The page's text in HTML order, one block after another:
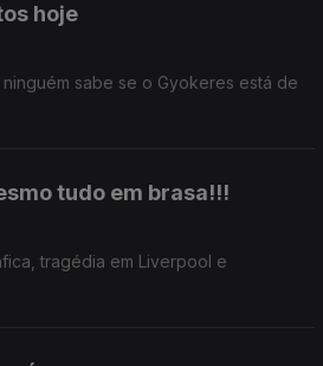
hoje
sabe se o Gyokeres está de
tudo em brasa!!!
tragédia em Liverpool e